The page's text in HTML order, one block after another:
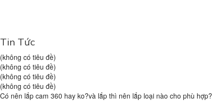
Tin Tức
(không có tiêu đề)
(không có tiêu đề)
(không có tiêu đề)
(không có tiêu đề)
Có nên lắp cam 360 hay ko?và lắp thì nên lắp loại nào cho phù hợp?